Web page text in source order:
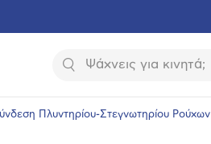
Αναζήτηση
Πλυντηρίου-Στεγνωτηρίου Ρούχων